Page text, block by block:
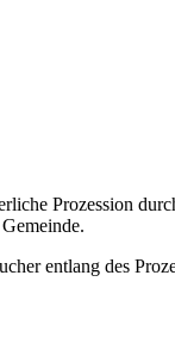
Prozession
entlang des